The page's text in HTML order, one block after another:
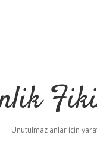
Unutulmaz anlar için